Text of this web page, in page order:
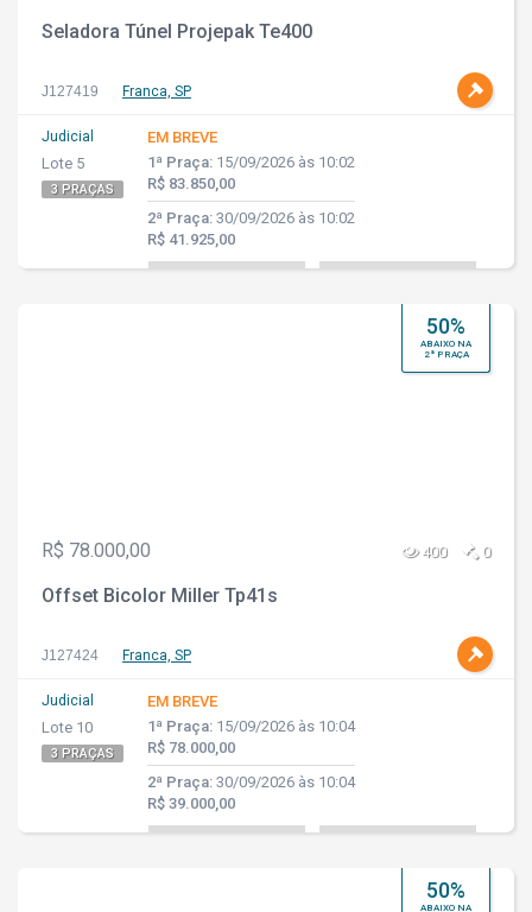
Seladora Túnel Projepak Te400
J127419 Franca, SP
Judicial
Lote 5
3 PRAÇAS
EM BREVE
1ª Praça: 15/09/2026 às 10:02
R$ 83.850,00
2ª Praça: 30/09/2026 às 10:02
R$ 41.925,00
50%
ABAIXO NA
2ª PRAÇA
R$ 78.000,00 400 0
Offset Bicolor Miller Tp41s
J127424 Franca, SP
Judicial
Lote 10
3 PRAÇAS
EM BREVE
1ª Praça: 15/09/2026 às 10:04
R$ 78.000,00
2ª Praça: 30/09/2026 às 10:04
R$ 39.000,00
50%
ABAIXO NA